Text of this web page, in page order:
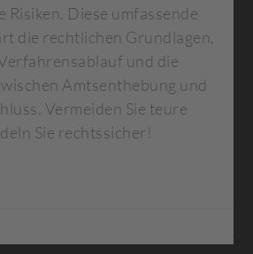
Risiken. Diese umfassende
die rechtlichen Grundlagen,
und die
Amtsenthebung und
Vermeiden Sie teure
Sie rechtssicher!